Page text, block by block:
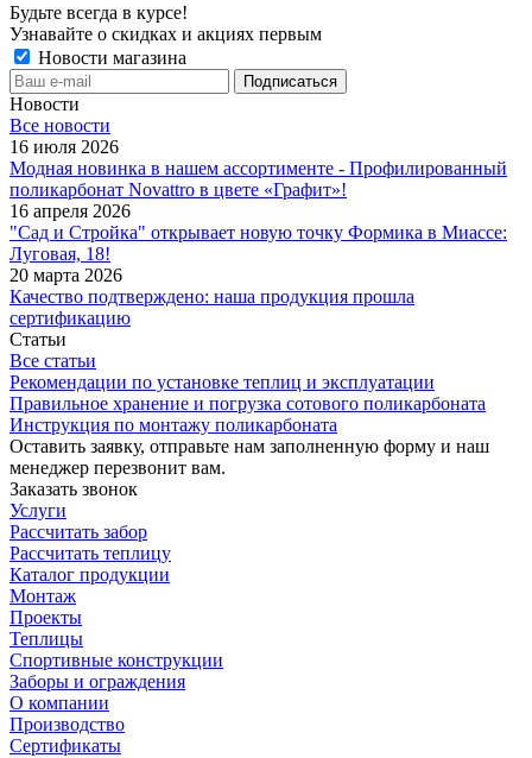
Будьте всегда в курсе!
Узнавайте о скидках и акциях первым
Новости магазина
Новости
Все новости
16 июля 2026
Модная новинка в нашем ассортименте - Профилированный
поликарбонат Novattro в цвете «Графит»!
16 апреля 2026
"Сад и Стройка" открывает новую точку Формика в Миассе:
Луговая, 18!
20 марта 2026
Качество подтверждено: наша продукция прошла
сертификацию
Статьи
Все статьи
Рекомендации по установке теплиц и эксплуатации
Правильное хранение и погрузка сотового поликарбоната
Инструкция по монтажу поликарбоната
Оставить заявку, отправьте нам заполненную форму и наш
менеджер перезвонит вам.
Заказать звонок
Услуги
Рассчитать забор
Рассчитать теплицу
Каталог продукции
Монтаж
Проекты
Теплицы
Спортивные конструкции
Заборы и ограждения
О компании
Производство
Сертификаты